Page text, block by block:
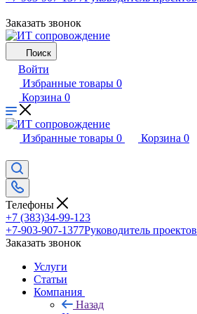
Заказать звонок
Поиск
Войти
Избранные товары 0
Корзина 0
Избранные товары 0 Корзина 0
Телефоны
+7 (383)34-99-123
+7-903-907-1377Руководитель проектов
Заказать звонок
Услуги
Статьи
Компания
Назад